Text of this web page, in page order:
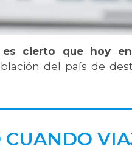
cierto que hoy
del país de